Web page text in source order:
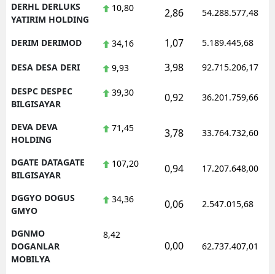
DERHL DERLUKS
YATIRIM HOLDING
10,80 2,86 54.288.577,48
DERIM DERIMOD 34,16 1,07 5.189.445,68
DESA DESA DERI 9,93 3,98 92.715.206,17
DESPC DESPEC
BILGISAYAR
39,30 0,92 36.201.759,66
DEVA DEVA
HOLDING
71,45 3,78 33.764.732,60
DGATE DATAGATE
BILGISAYAR
107,20 0,94 17.207.648,00
DGGYO DOGUS
GMYO
34,36 0,06 2.547.015,68
DGNMO
DOGANLAR
MOBILYA
8,42
0,00 62.737.407,01